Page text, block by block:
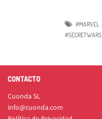
#MARVEL
#SECRETWARS
CONTACTO
Cuonda SL
info@cuonda.com